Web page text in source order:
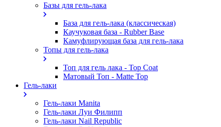
Базы для гель-лака
База для гель-лака (классическая)
Каучуковая база - Rubber Base
Камуфлирующая база для гель-лака
Топы для гель-лака
Топ для гель лака - Top Coat
Матовый Топ - Matte Top
Гель-лаки
Гель-лаки Manita
Гель-лаки Луи Филипп
Гель-лаки Nail Republic